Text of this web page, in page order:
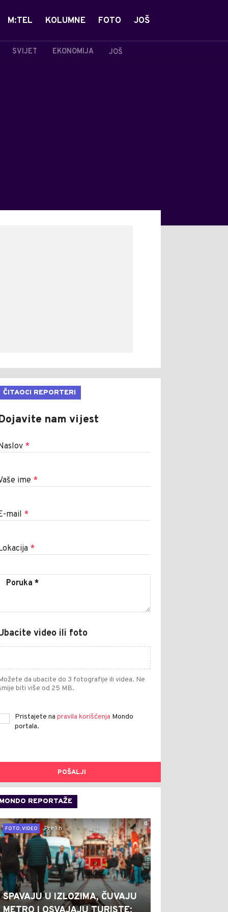
SVIJET EKONOMIJA JOŠ
M:TEL KOLUMNE FOTO JOŠ
ČITAOCI REPORTERI
nam vijest
*
ime *
mail *
*
video ili foto
da ubacite do 3 fotografije ili videa. Ne
biti više od 25 MB.
Pristajete na pravila korišćenja Mondo
portala.
POŠALJI
MONDO REPORTAŽE
0
FOTO, VIDEO
Pre 1 h
SPAVAJU U IZLOZIMA, ČUVAJU